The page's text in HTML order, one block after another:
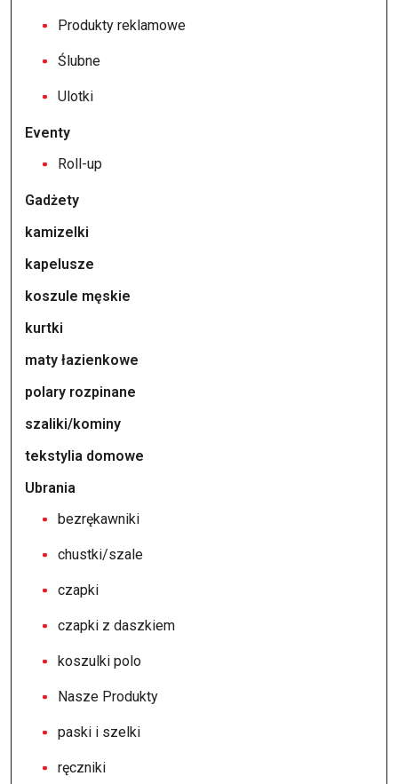
Produkty reklamowe
Ślubne
Ulotki
Eventy
Roll-up
Gadżety
kamizelki
kapelusze
koszule męskie
kurtki
maty łazienkowe
polary rozpinane
szaliki/kominy
tekstylia domowe
Ubrania
bezrękawniki
chustki/szale
czapki
czapki z daszkiem
koszulki polo
Nasze Produkty
paski i szelki
ręczniki